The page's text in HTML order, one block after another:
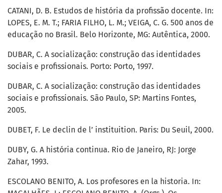
CATANI, D. B. Estudos de história da profissão docente. In:
LOPES, E. M. T.; FARIA FILHO, L. M.; VEIGA, C. G. 500 anos de
educação no Brasil. Belo Horizonte, MG: Autêntica, 2000.
DUBAR, C. A socialização: construção das identidades
sociais e profissionais. Porto: Porto, 1997.
DUBAR, C. A socialização: construção das identidades
sociais e profissionais. São Paulo, SP: Martins Fontes,
2005.
DUBET, F. Le declin de l’ instituition. Paris: Du Seuil, 2000.
DUBY, G. A história continua. Rio de Janeiro, RJ: Jorge
Zahar, 1993.
ESCOLANO BENITO, A. Los profesores en la historia. In: